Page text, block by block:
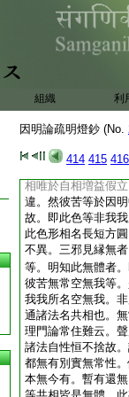
組織 利
因明論疏明燈鈔 (No.
414 415 416
言於共相轉。非不
體者百法何收等者
體是無。於百法中
同分故。所以爾者
有體假。去來生滅
心。豈證縁無。故
文。問空無我至且
者。即前 共相
有
云。空無我等體性
相唯於自相増益假
違。然彼苦等於因
故。即此色等非我
此色形相名長短方
不異。三邪見縁無
等。明知此無體者
彼苦無常空無我等
我我所名空無我。
通諸法名共相也。
理門論常住難云。
諸法自性恒不捨故
都無有別實無常性
本無今有。暫有還